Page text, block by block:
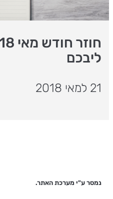
ליבכם
21 למאי 2018
נמסר ע"י מערכת האתר.